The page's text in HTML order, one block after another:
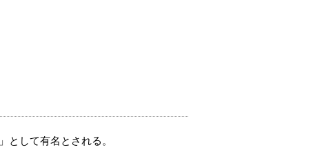
として有名とされる。